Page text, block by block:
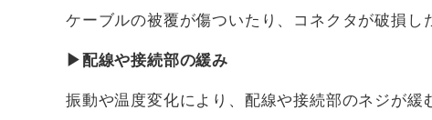
ケーブルの被覆が傷ついたり、コネクタが破損し
▶配線や接続部の緩み
振動や温度変化により、配線や接続部のネジが緩